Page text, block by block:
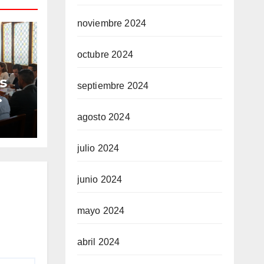
noviembre 2024
octubre 2024
septiembre 2024
agosto 2024
julio 2024
junio 2024
mayo 2024
abril 2024